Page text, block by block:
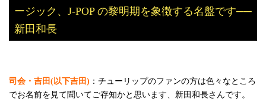
ージック、J-POP の黎明期を象徴する名盤です──
新田和長
司会・吉田(以下吉田) ：チューリップのファンの方は色々なところ
でお名前を見て聞いてご存知かと思います、新田和長さんです。